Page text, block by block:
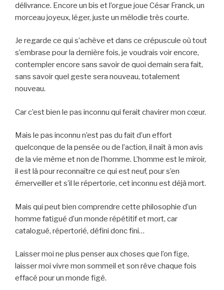
délivrance. Encore un bis et l’orgue joue César Franck, un
morceau joyeux, léger, juste un mélodie très courte.
Je regarde ce qui s’achève et dans ce crépuscule où tout
s’embrase pour la dernière fois, je voudrais voir encore,
contempler encore sans savoir de quoi demain sera fait,
sans savoir quel geste sera nouveau, totalement
nouveau.
Car c’est bien le pas inconnu qui ferait chavirer mon cœur.
Mais le pas inconnu n’est pas du fait d’un effort
quelconque de la pensée ou de l’action, il naît à mon avis
de la vie même et non de l’homme. L’homme est le miroir,
il est là pour reconnaître ce qui est neuf, pour s’en
émerveiller et s’il le répertorie, cet inconnu est déjà mort.
Mais qui peut bien comprendre cette philosophie d’un
homme fatigué d’un monde répétitif et mort, car
catalogué, répertorié, défini donc fini…
Laisser moi ne plus penser aux choses que l’on fige,
laisser moi vivre mon sommeil et son rêve chaque fois
effacé pour un monde figé.